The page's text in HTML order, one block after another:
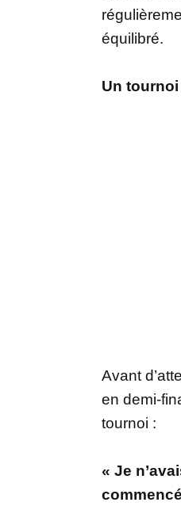
équilibré.
Un
Avant
en demi-
tournoi :
« Je